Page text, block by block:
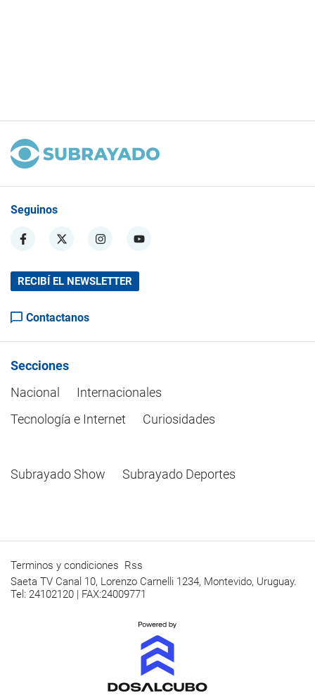
Seguinos
RECIBÍ EL NEWSLETTER
Contactanos
Secciones
Nacional
Internacionales
Tecnología e Internet
Curiosidades
Subrayado Show Subrayado Deportes
Terminos y condiciones Rss
Saeta TV Canal 10, Lorenzo Carnelli 1234, Montevido, Uruguay.
Tel: 24102120 | FAX:24009771